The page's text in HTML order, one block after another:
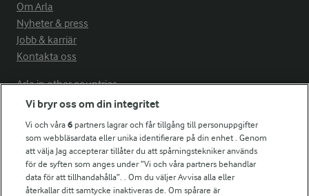
Om Arla
Nyheter & press
Jobb & karriär
Kontakta oss
Arla in other countries
Fler Arlasajter
För ägare
Arlas kundportal
Vi bryr oss om din integritet
Vi och våra6 partners lagrar och får tillgång till personuppgifter
som webbläsardata eller unika identifierare på din enhet . Genom
att välja Jag accepterar tillåter du att spårningstekniker används
för de syften som anges under ”Vi och våra partners behandlar
data för att tillhandahålla”. . Om du väljer Avvisa alla eller
återkallar ditt samtycke inaktiveras de. Om spårare är